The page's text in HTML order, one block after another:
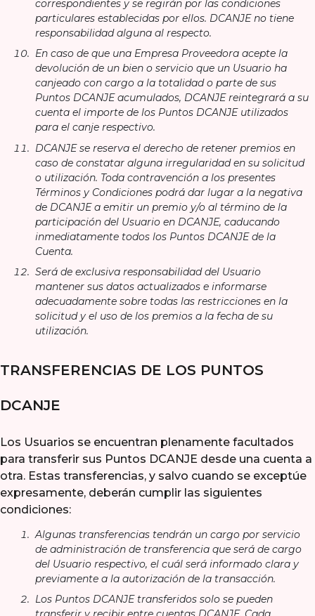
correspondientes y se regirán por las condiciones
particulares establecidas por ellos. DCANJE no tiene
responsabilidad alguna al respecto.
En caso de que una Empresa Proveedora acepte la
devolución de un bien o servicio que un Usuario ha
canjeado con cargo a la totalidad o parte de sus
Puntos DCANJE acumulados, DCANJE reintegrará a su
cuenta el importe de los Puntos DCANJE utilizados
para el canje respectivo.
DCANJE se reserva el derecho de retener premios en
caso de constatar alguna irregularidad en su solicitud
o utilización. Toda contravención a los presentes
Términos y Condiciones podrá dar lugar a la negativa
de DCANJE a emitir un premio y/o al término de la
participación del Usuario en DCANJE, caducando
inmediatamente todos los Puntos DCANJE de la
Cuenta.
Será de exclusiva responsabilidad del Usuario
mantener sus datos actualizados e informarse
adecuadamente sobre todas las restricciones en la
solicitud y el uso de los premios a la fecha de su
utilización.
TRANSFERENCIAS DE LOS PUNTOS
DCANJE
Los Usuarios se encuentran plenamente facultados
para transferir sus Puntos DCANJE desde una cuenta a
otra. Estas transferencias, y salvo cuando se exceptúe
expresamente, deberán cumplir las siguientes
condiciones:
Algunas transferencias tendrán un cargo por servicio
de administración de transferencia que será de cargo
del Usuario respectivo, el cuál será informado clara y
previamente a la autorización de la transacción.
Los Puntos DCANJE transferidos solo se pueden